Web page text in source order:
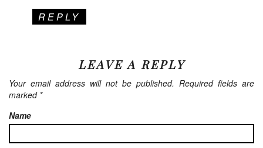
REPLY
LEAVE A REPLY
Your email address will not be published. Required fields are
marked *
Name